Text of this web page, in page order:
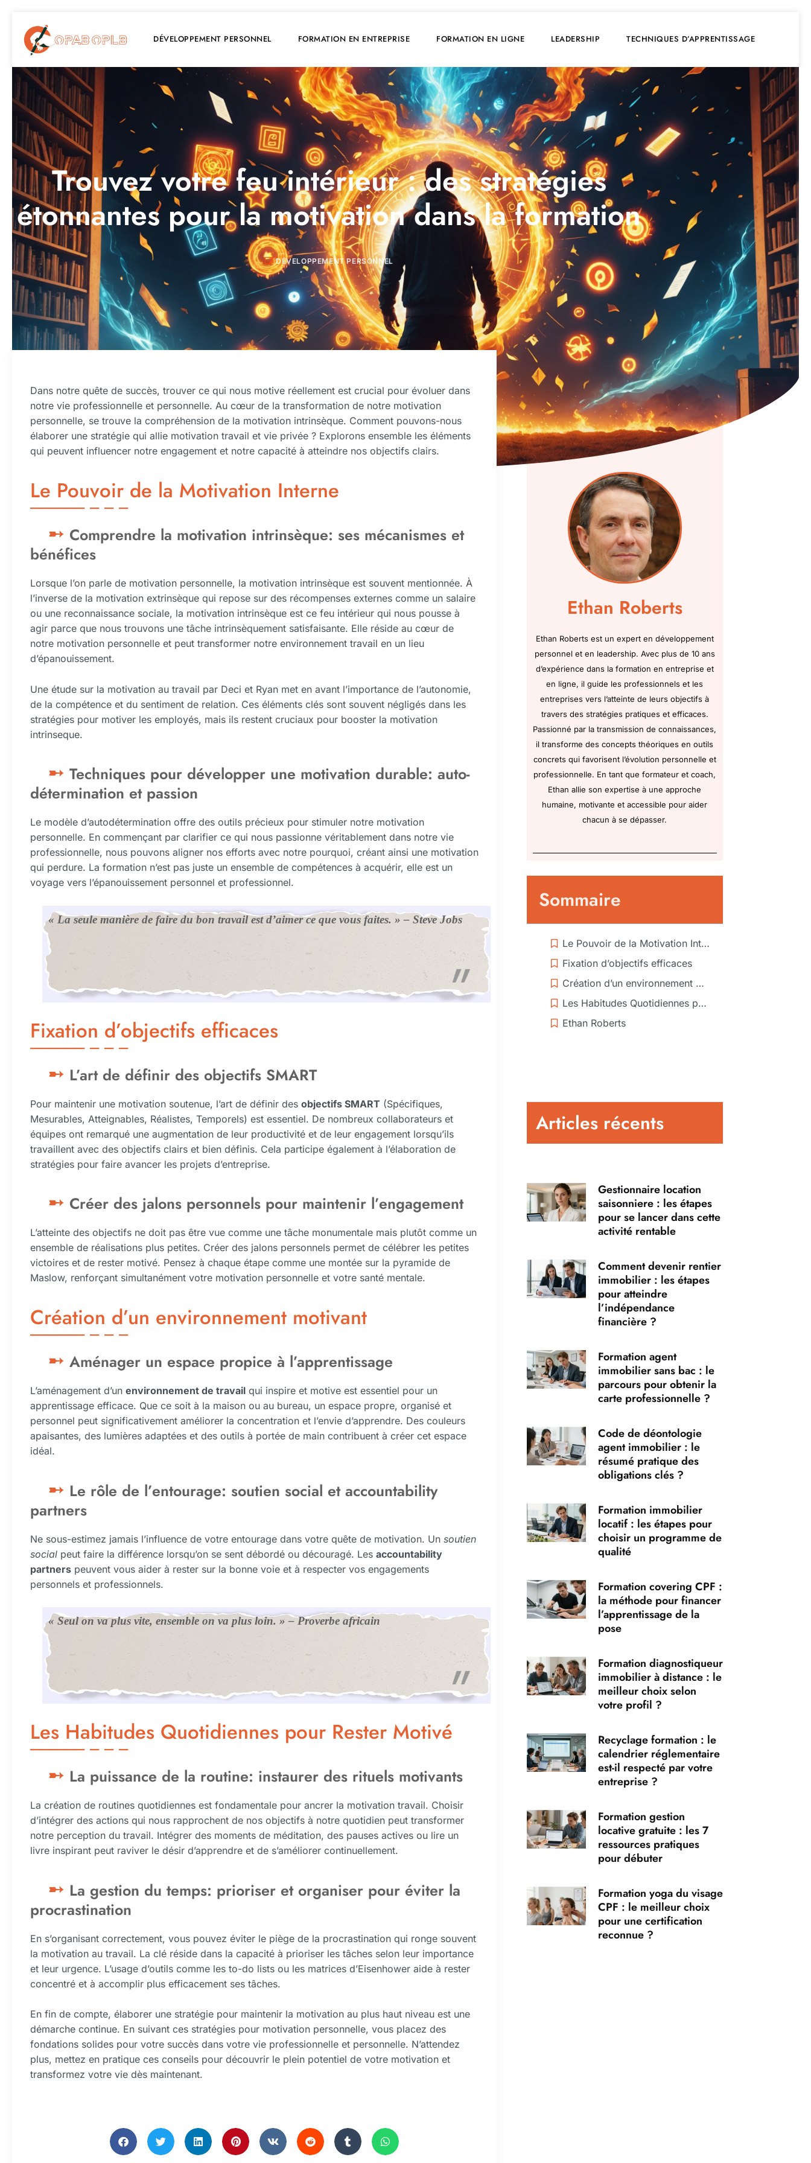
DÉVELOPPEMENT PERSONNEL FORMATION EN ENTREPRISE FORMATION EN LIGNE LEADERSHIP TECHNIQUES D’APPRENTISSAGE
Trouvez votre feu intérieur : des stratégies
étonnantes pour la motivation dans la formation
DÉVELOPPEMENT PERSONNEL
Dans notre quête de succès, trouver ce qui nous motive réellement est crucial pour évoluer dans
notre vie professionnelle et personnelle. Au cœur de la transformation de notre motivation
personnelle, se trouve la compréhension de la motivation intrinsèque. Comment pouvons-nous
élaborer une stratégie qui allie motivation travail et vie privée ? Explorons ensemble les éléments
qui peuvent influencer notre engagement et notre capacité à atteindre nos objectifs clairs.
Le Pouvoir de la Motivation Interne
Comprendre la motivation intrinsèque: ses mécanismes et
bénéfices
Lorsque l’on parle de motivation personnelle, la motivation intrinsèque est souvent mentionnée. À
l’inverse de la motivation extrinsèque qui repose sur des récompenses externes comme un salaire
ou une reconnaissance sociale, la motivation intrinsèque est ce feu intérieur qui nous pousse à
agir parce que nous trouvons une tâche intrinsèquement satisfaisante. Elle réside au cœur de
notre motivation personnelle et peut transformer notre environnement travail en un lieu
d’épanouissement.
Une étude sur la motivation au travail par Deci et Ryan met en avant l’importance de l’autonomie,
de la compétence et du sentiment de relation. Ces éléments clés sont souvent négligés dans les
stratégies pour motiver les employés, mais ils restent cruciaux pour booster la motivation
intrinseque.
Techniques pour développer une motivation durable: auto-
détermination et passion
Le modèle d’autodétermination offre des outils précieux pour stimuler notre motivation
personnelle. En commençant par clarifier ce qui nous passionne véritablement dans notre vie
professionnelle, nous pouvons aligner nos efforts avec notre pourquoi, créant ainsi une motivation
qui perdure. La formation n’est pas juste un ensemble de compétences à acquérir, elle est un
voyage vers l’épanouissement personnel et professionnel.
« La seule manière de faire du bon travail est d’aimer ce que vous faites. » – Steve Jobs
Fixation d’objectifs efficaces
L’art de définir des objectifs SMART
Pour maintenir une motivation soutenue, l’art de définir des objectifs SMART (Spécifiques,
Mesurables, Atteignables, Réalistes, Temporels) est essentiel. De nombreux collaborateurs et
équipes ont remarqué une augmentation de leur productivité et de leur engagement lorsqu’ils
travaillent avec des objectifs clairs et bien définis. Cela participe également à l’élaboration de
stratégies pour faire avancer les projets d’entreprise.
Créer des jalons personnels pour maintenir l’engagement
L’atteinte des objectifs ne doit pas être vue comme une tâche monumentale mais plutôt comme un
ensemble de réalisations plus petites. Créer des jalons personnels permet de célébrer les petites
victoires et de rester motivé. Pensez à chaque étape comme une montée sur la pyramide de
Maslow, renforçant simultanément votre motivation personnelle et votre santé mentale.
Création d’un environnement motivant
Aménager un espace propice à l’apprentissage
L’aménagement d’un environnement de travail qui inspire et motive est essentiel pour un
apprentissage efficace. Que ce soit à la maison ou au bureau, un espace propre, organisé et
personnel peut significativement améliorer la concentration et l’envie d’apprendre. Des couleurs
apaisantes, des lumières adaptées et des outils à portée de main contribuent à créer cet espace
idéal.
Le rôle de l’entourage: soutien social et accountability
partners
Ne sous-estimez jamais l’influence de votre entourage dans votre quête de motivation. Un soutien
social peut faire la différence lorsqu’on se sent débordé ou découragé. Les accountability
partners peuvent vous aider à rester sur la bonne voie et à respecter vos engagements
personnels et professionnels.
« Seul on va plus vite, ensemble on va plus loin. » – Proverbe africain
Les Habitudes Quotidiennes pour Rester Motivé
La puissance de la routine: instaurer des rituels motivants
La création de routines quotidiennes est fondamentale pour ancrer la motivation travail. Choisir
d’intégrer des actions qui nous rapprochent de nos objectifs à notre quotidien peut transformer
notre perception du travail. Intégrer des moments de méditation, des pauses actives ou lire un
livre inspirant peut raviver le désir d’apprendre et de s’améliorer continuellement.
La gestion du temps: prioriser et organiser pour éviter la
procrastination
En s’organisant correctement, vous pouvez éviter le piège de la procrastination qui ronge souvent
la motivation au travail. La clé réside dans la capacité à prioriser les tâches selon leur importance
et leur urgence. L’usage d’outils comme les to-do lists ou les matrices d’Eisenhower aide à rester
concentré et à accomplir plus efficacement ses tâches.
En fin de compte, élaborer une stratégie pour maintenir la motivation au plus haut niveau est une
démarche continue. En suivant ces stratégies pour motivation personnelle, vous placez des
fondations solides pour votre succès dans votre vie professionnelle et personnelle. N’attendez
plus, mettez en pratique ces conseils pour découvrir le plein potentiel de votre motivation et
transformez votre vie dès maintenant.
Ethan Roberts
Ethan Roberts est un expert en développement
personnel et en leadership. Avec plus de 10 ans
d’expérience dans la formation en entreprise et
en ligne, il guide les professionnels et les
entreprises vers l’atteinte de leurs objectifs à
travers des stratégies pratiques et efficaces.
Passionné par la transmission de connaissances,
il transforme des concepts théoriques en outils
concrets qui favorisent l’évolution personnelle et
professionnelle. En tant que formateur et coach,
Ethan allie son expertise à une approche
humaine, motivante et accessible pour aider
chacun à se dépasser.
Sommaire
Le Pouvoir de la Motivation Interne
Fixation d’objectifs efficaces
Création d’un environnement motivant
Les Habitudes Quotidiennes pour Rester Motivé
Ethan Roberts
Articles récents
Gestionnaire location
saisonniere : les étapes
pour se lancer dans cette
activité rentable
Comment devenir rentier
immobilier : les étapes
pour atteindre
l’indépendance
financière ?
Formation agent
immobilier sans bac : le
parcours pour obtenir la
carte professionnelle ?
Code de déontologie
agent immobilier : le
résumé pratique des
obligations clés ?
Formation immobilier
locatif : les étapes pour
choisir un programme de
qualité
Formation covering CPF :
la méthode pour financer
l’apprentissage de la
pose
Formation diagnostiqueur
immobilier à distance : le
meilleur choix selon
votre profil ?
Recyclage formation : le
calendrier réglementaire
est-il respecté par votre
entreprise ?
Formation gestion
locative gratuite : les 7
ressources pratiques
pour débuter
Formation yoga du visage
CPF : le meilleur choix
pour une certification
reconnue ?